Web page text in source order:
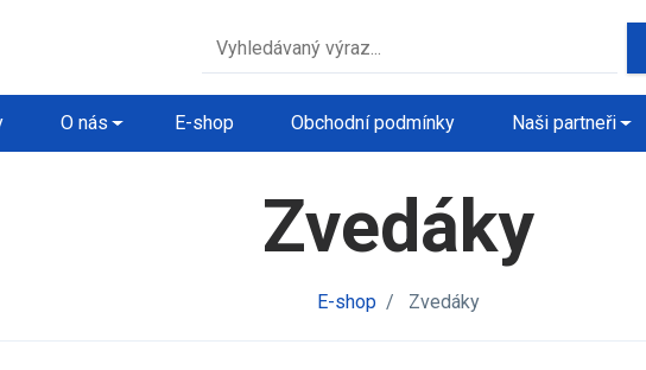
O nás E-shop Obchodní podmínky Naši partneři
Zvedáky
E-shop / Zvedáky